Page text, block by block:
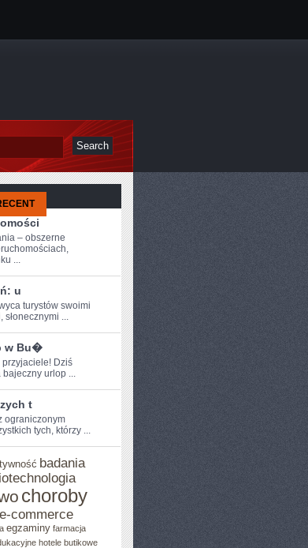
– obszerne
...
u
turystów swoimi
słonecznymi ...
w Bu�
Dziś​
urlop ...
t
ograniczonym
tych, którzy ...
badania
choroby
e-commerce
egzaminy farmacja
hotele butikowe